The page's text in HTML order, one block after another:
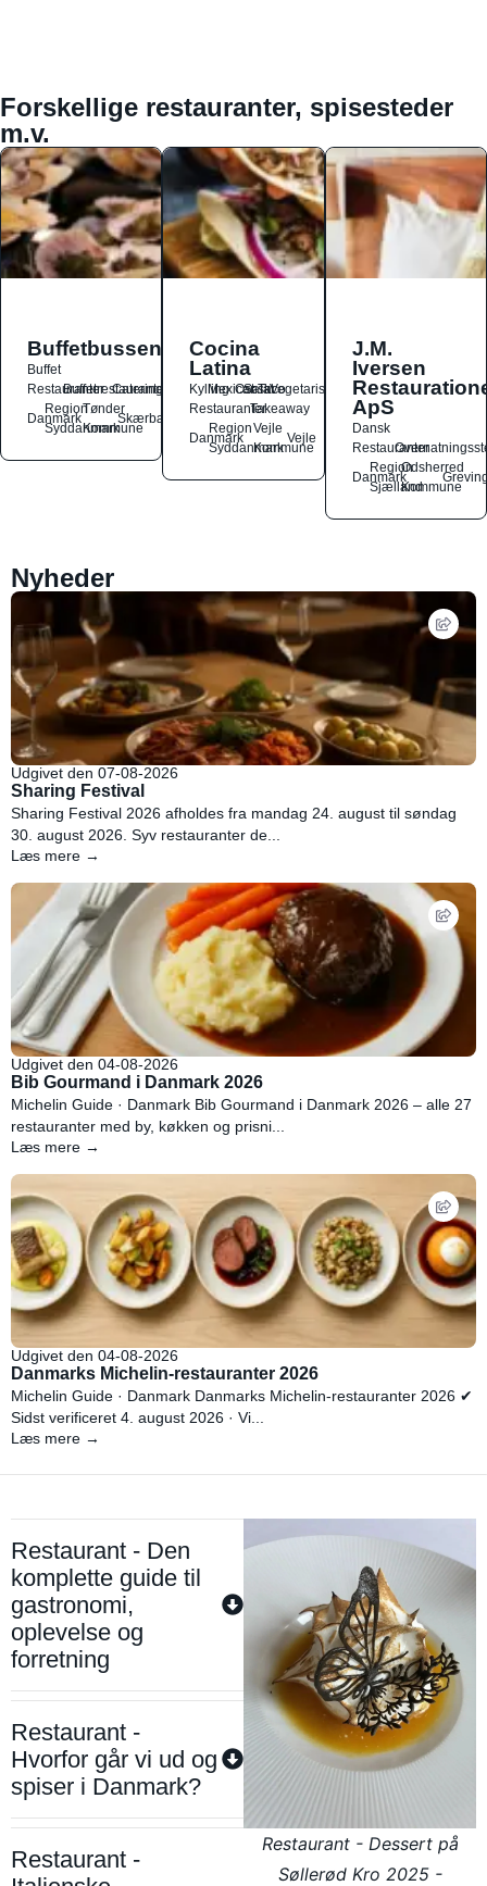
Forskellige restauranter, spisesteder
m.v.
Buffetbussen
Buffet
Restauranter
Buffetrestauranter
Catering
Danmark
Region
Syddanmark
Tønder
Kommune
Skærbæk
Cocina
Latina
Kylling
Mexicansk
OstSalat
TacoVegetarisk
RestauranterTakeaway
Danmark
Region
Syddanmark
Vejle
Kommune
Vejle
J.M.
Iversen
ApS
Dansk
Restauranter
Danmark
Region
Sjælland
Odsherred
Kommune
Nyheder
Udgivet den 07-08-2026
Sharing Festival
Sharing Festival 2026 afholdes fra mandag 24. august til søndag
30. august 2026. Syv restauranter de...
Læs mere →
Udgivet den 04-08-2026
Bib Gourmand i Danmark 2026
Michelin Guide · Danmark Bib Gourmand i Danmark 2026 – alle 27
restauranter med by, køkken og prisni...
Læs mere →
Udgivet den 04-08-2026
Danmarks Michelin-restauranter 2026
Michelin Guide · Danmark Danmarks Michelin-restauranter 2026 ✔
Sidst verificeret 4. august 2026 · Vi...
Læs mere →
Restaurant - Den
komplette guide til
gastronomi,
oplevelse og
forretning
Restaurant -
Hvorfor går vi ud og
spiser i Danmark?
Restaurant -
Restaurant - Dessert på
Søllerød Kro 2025 -